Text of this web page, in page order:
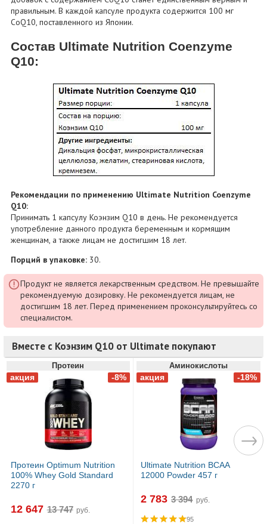
правильным. В каждой капсуле продукта содержится 100 мг
CoQ10, поставленного из Японии.
Состав Ultimate Nutrition Coenzyme
Q10:
Рекомендации по применению Ultimate Nutrition Coenzyme
Q10:
Принимать 1 капсулу Коэнзим Q10 в день. Не рекомендуется
употребление данного продукта беременным и кормящим
женщинам, а также лицам не достигшим 18 лет.
Порций в упаковке: 30.
Продукт не является лекарственным средством. Не превышайте
рекомендуемую дозировку. Не рекомендуется лицам, не
достигшим 18 лет. Перед применением проконсультируйтесь со
специалистом.
Вместе с Коэнзим Q10 от Ultimate покупают
Протеин
Протеин Optimum Nutrition
100% Whey Gold Standard
2270 г
12 647 руб.
Аминокислоты
Ultimate Nutrition BCAA
12000 Powder 457 г
2 783 руб.
95